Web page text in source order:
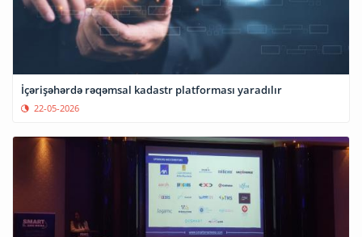
İçərişəhərdə rəqəmsal kadastr platforması yaradılır
22-05-2026